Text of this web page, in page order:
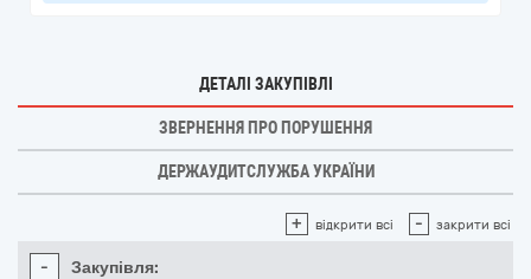
ДЕТАЛІ ЗАКУПІВЛІ
ЗВЕРНЕННЯ ПРО ПОРУШЕННЯ
ДЕРЖАУДИТСЛУЖБА УКРАЇНИ
+ відкрити всі - закрити всі
- Закупівля: